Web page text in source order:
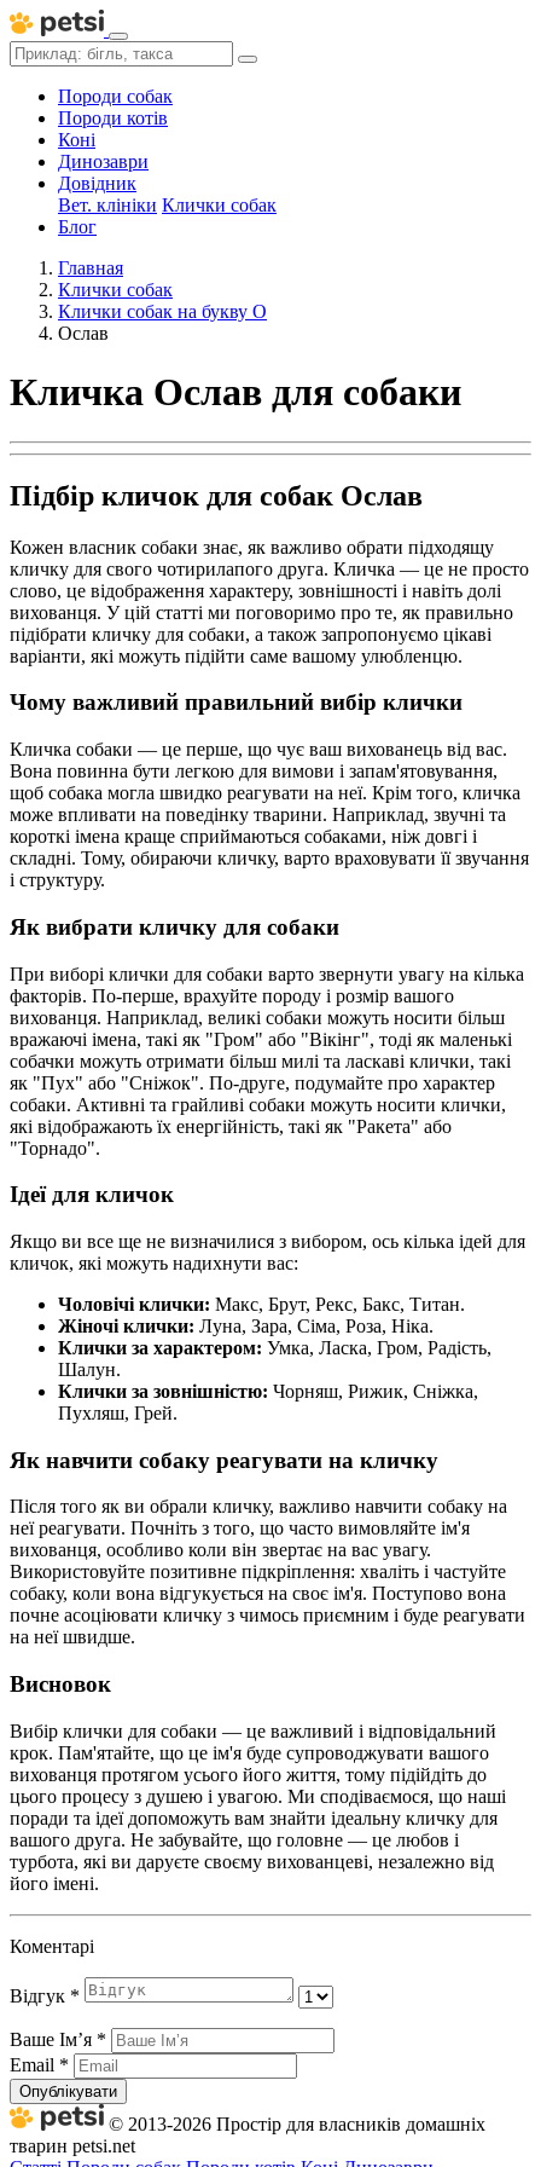
Породи собак
Породи котів
Коні
Динозаври
Довідник
Вет. клініки Клички собак
Блог
Главная
Клички собак
Клички собак на букву О
Ослав
Кличка Ослав для собаки
Підбір кличок для собак Ослав
Кожен власник собаки знає, як важливо обрати підходящу
кличку для свого чотирилапого друга. Кличка — це не просто
слово, це відображення характеру, зовнішності і навіть долі
вихованця. У цій статті ми поговоримо про те, як правильно
підібрати кличку для собаки, а також запропонуємо цікаві
варіанти, які можуть підійти саме вашому улюбленцю.
Чому важливий правильний вибір клички
Кличка собаки — це перше, що чує ваш вихованець від вас.
Вона повинна бути легкою для вимови і запам'ятовування,
щоб собака могла швидко реагувати на неї. Крім того, кличка
може впливати на поведінку тварини. Наприклад, звучні та
короткі імена краще сприймаються собаками, ніж довгі і
складні. Тому, обираючи кличку, варто враховувати її звучання
і структуру.
Як вибрати кличку для собаки
При виборі клички для собаки варто звернути увагу на кілька
факторів. По-перше, врахуйте породу і розмір вашого
вихованця. Наприклад, великі собаки можуть носити більш
вражаючі імена, такі як "Гром" або "Вікінг", тоді як маленькі
собачки можуть отримати більш милі та ласкаві клички, такі
як "Пух" або "Сніжок". По-друге, подумайте про характер
собаки. Активні та грайливі собаки можуть носити клички,
які відображають їх енергійність, такі як "Ракета" або
"Торнадо".
Ідеї для кличок
Якщо ви все ще не визначилися з вибором, ось кілька ідей для
кличок, які можуть надихнути вас:
Чоловічі клички: Макс, Брут, Рекс, Бакс, Титан.
Жіночі клички: Луна, Зара, Сіма, Роза, Ніка.
Клички за характером: Умка, Ласка, Гром, Радість,
Шалун.
Клички за зовнішністю: Чорняш, Рижик, Сніжка,
Пухляш, Грей.
Як навчити собаку реагувати на кличку
Після того як ви обрали кличку, важливо навчити собаку на
неї реагувати. Почніть з того, що часто вимовляйте ім'я
вихованця, особливо коли він звертає на вас увагу.
Використовуйте позитивне підкріплення: хваліть і частуйте
собаку, коли вона відгукується на своє ім'я. Поступово вона
почне асоціювати кличку з чимось приємним і буде реагувати
на неї швидше.
Висновок
Вибір клички для собаки — це важливий і відповідальний
крок. Пам'ятайте, що це ім'я буде супроводжувати вашого
вихованця протягом усього його життя, тому підійдіть до
цього процесу з душею і увагою. Ми сподіваємося, що наші
поради та ідеї допоможуть вам знайти ідеальну кличку для
вашого друга. Не забувайте, що головне — це любов і
турбота, які ви даруєте своєму вихованцеві, незалежно від
його імені.
Коментарі
Відгук *
Ваше Імʼя *
Email *
Опублікувати
© 2013-2026 Простір для власників домашніх
тварин petsi.net